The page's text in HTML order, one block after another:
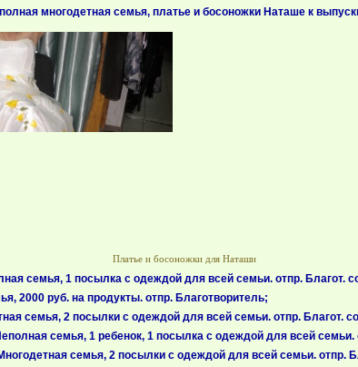
многодетная семья, платье и босоножки Наташе к
Платье и босоножки для Наташи
семья, 1 посылка с одеждой для всей семьи. отпр. Благот.
2000 руб. на продукты. отпр. Благотворитель;
семья, 2 посылки с одеждой для всей семьи. отпр. Благот.
семья, 1 ребенок, 1 посылка с одеждой для всей
семья, 2 посылки с одеждой для всей семьи. отпр.